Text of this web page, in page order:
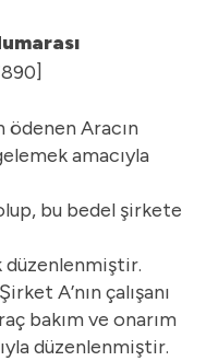
ödenen Aracın
amacıyla
bu bedel şirkete
düzenlenmiştir.
A’nın çalışanı
bakım ve onarım
düzenlenmiştir.